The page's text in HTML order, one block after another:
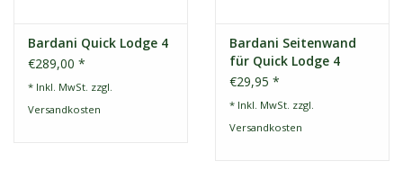
Bardani Quick Lodge 4
€289,00 *
* Inkl. MwSt. zzgl.
Versandkosten
Bardani Seitenwand
für Quick Lodge 4
Partyzelt
€29,95 *
* Inkl. MwSt. zzgl.
Versandkosten